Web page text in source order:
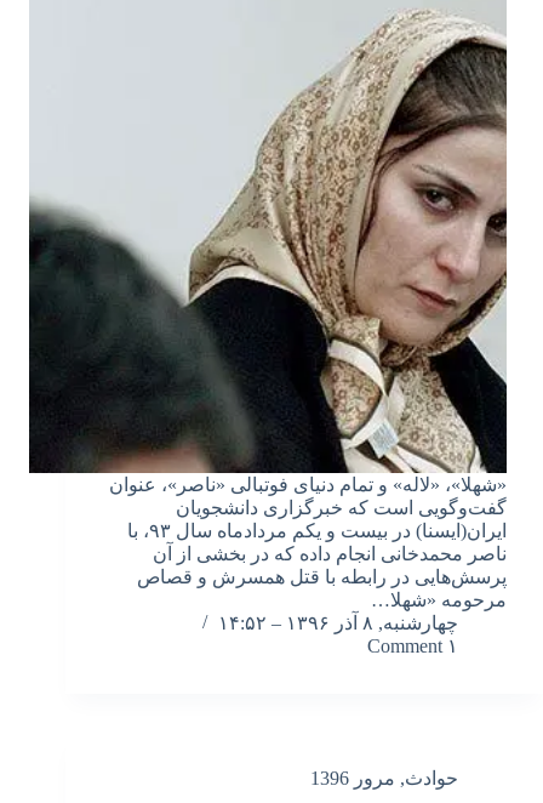
«شهلا»، «لاله» و تمام دنیای فوتبالی «ناصر»، عنوان
گفت‌وگویی است که خبرگزاری دانشجویان
ایران(ایسنا) در بیست و یکم مردادماه سال ۹۳، با
ناصر محمدخانی انجام داده که در بخشی از آن
پرسش‌هایی در رابطه با قتل همسرش و قصاص
مرحومه «شهلا…
چهارشنبه, ۸ آذر ۱۳۹۶ – ۱۴:۵۲
۱ Comment
حوادث, مرور 1396